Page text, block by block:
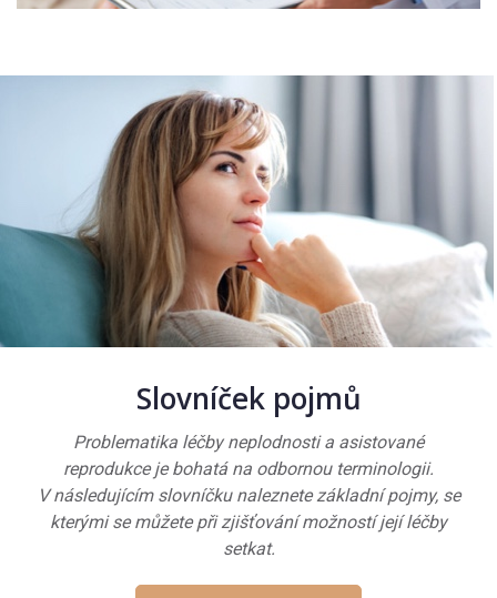
Slovníček pojmů
Problematika léčby neplodnosti a asistované
reprodukce je bohatá na odbornou terminologii.
V následujícím slovníčku naleznete základní pojmy, se
kterými se můžete při zjišťování možností její léčby
setkat.